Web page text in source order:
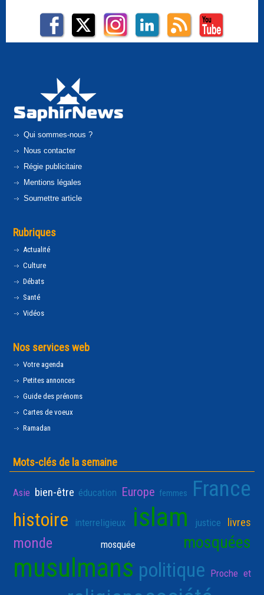
Qui sommes-nous ?
Nous contacter
Régie publicitaire
Mentions légales
Soumettre article
Rubriques
Actualité
Culture
Débats
Santé
Vidéos
Nos services web
Votre agenda
Petites annonces
Guide des prénoms
Cartes de voeux
Ramadan
Mots-clés de la semaine
Asie bien-être éducation Europe femmes France
histoire interreligieux islam justice livres
monde mosquée mosquées
musulmans politique Proche et